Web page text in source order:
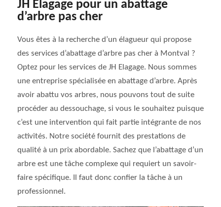
JH Elagage pour un abattage
d’arbre pas cher
Vous êtes à la recherche d’un élagueur qui propose
des services d’abattage d’arbre pas cher à Montval ?
Optez pour les services de JH Elagage. Nous sommes
une entreprise spécialisée en abattage d’arbre. Après
avoir abattu vos arbres, nous pouvons tout de suite
procéder au dessouchage, si vous le souhaitez puisque
c’est une intervention qui fait partie intégrante de nos
activités. Notre société fournit des prestations de
qualité à un prix abordable. Sachez que l’abattage d’un
arbre est une tâche complexe qui requiert un savoir-
faire spécifique. Il faut donc confier la tâche à un
professionnel.